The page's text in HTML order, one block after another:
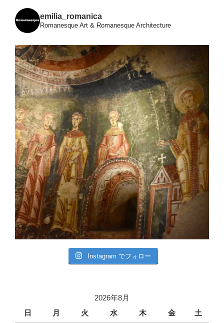
emilia_romanica
Romanesque Art & Romanesque Architecture
Instagram でフォロー
2026年8月
日
月 火 水 木 金 土